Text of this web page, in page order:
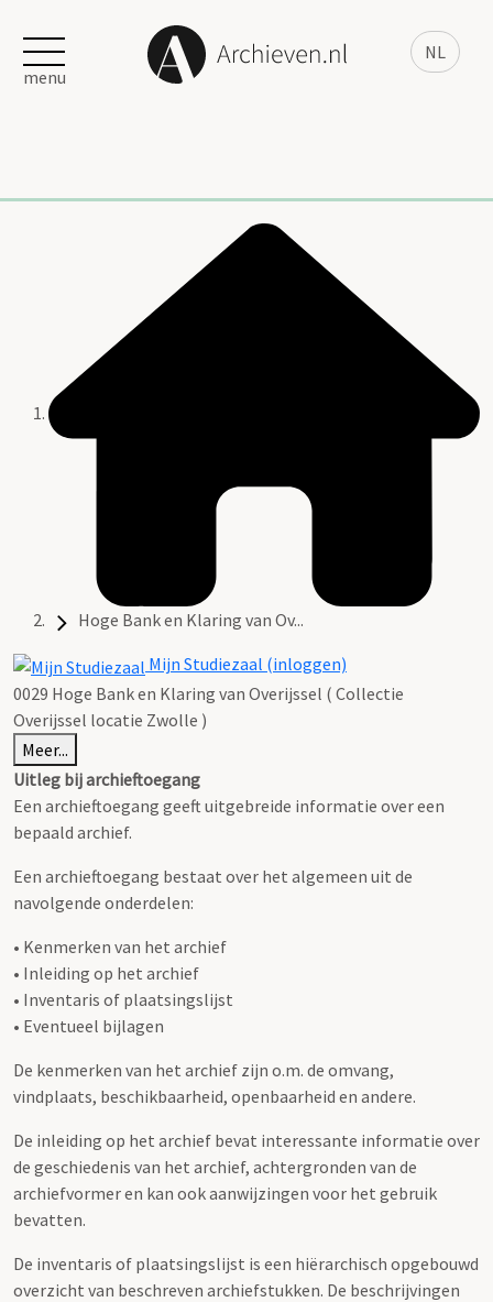
NL
menu
Hoge Bank en Klaring van Ov...
Mijn Studiezaal (inloggen)
0029 Hoge Bank en Klaring van Overijssel ( Collectie
Overijssel locatie Zwolle )
Meer...
Uitleg bij archieftoegang
Een archieftoegang geeft uitgebreide informatie over een
bepaald archief.
Een archieftoegang bestaat over het algemeen uit de
navolgende onderdelen:
• Kenmerken van het archief
• Inleiding op het archief
• Inventaris of plaatsingslijst
• Eventueel bijlagen
De kenmerken van het archief zijn o.m. de omvang,
vindplaats, beschikbaarheid, openbaarheid en andere.
De inleiding op het archief bevat interessante informatie over
de geschiedenis van het archief, achtergronden van de
archiefvormer en kan ook aanwijzingen voor het gebruik
bevatten.
De inventaris of plaatsingslijst is een hiërarchisch opgebouwd
overzicht van beschreven archiefstukken. De beschrijvingen